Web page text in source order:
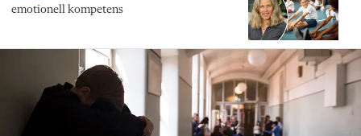
emotionell kompetens